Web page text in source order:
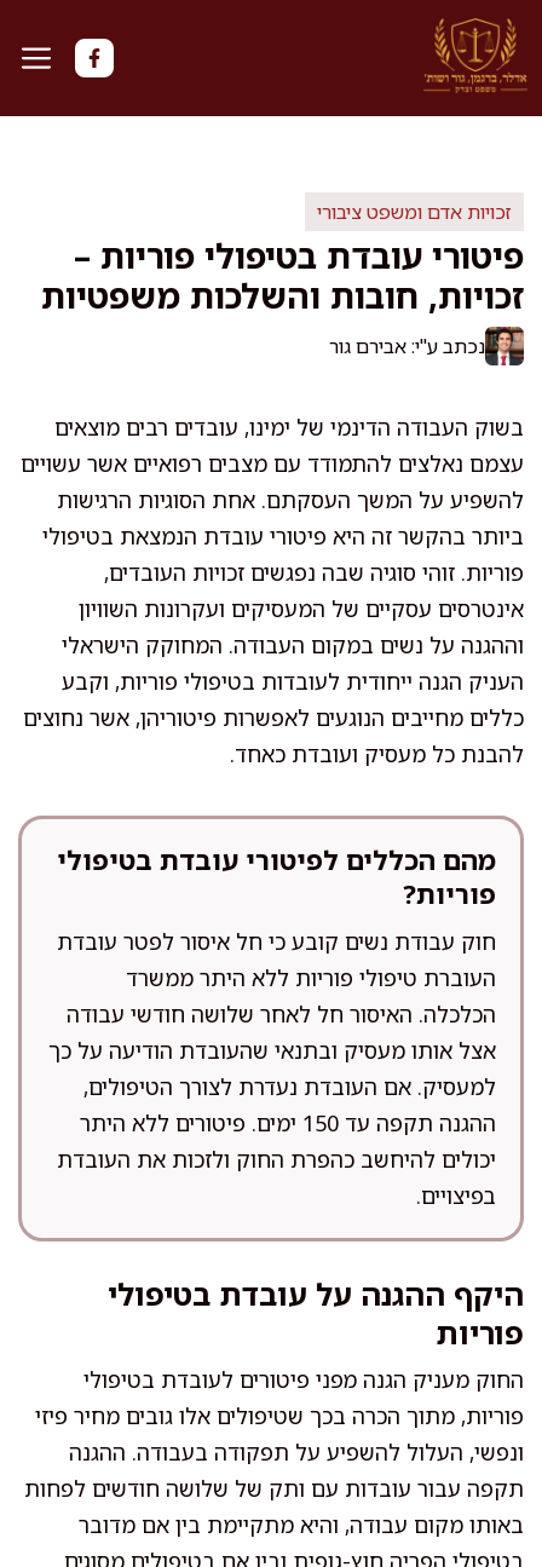
לדלג
לתוכן
זכויות אדם ומשפט ציבורי
פיטורי עובדת בטיפולי פוריות –
זכויות, חובות והשלכות משפטיות
נכתב ע"י: אבירם גור
בשוק העבודה הדינמי של ימינו, עובדים רבים מוצאים
עצמם נאלצים להתמודד עם מצבים רפואיים אשר עשויים
להשפיע על המשך העסקתם. אחת הסוגיות הרגישות
ביותר בהקשר זה היא פיטורי עובדת הנמצאת בטיפולי
פוריות. זוהי סוגיה שבה נפגשים זכויות העובדים,
אינטרסים עסקיים של המעסיקים ועקרונות השוויון
וההגנה על נשים במקום העבודה. המחוקק הישראלי
העניק הגנה ייחודית לעובדות בטיפולי פוריות, וקבע
כללים מחייבים הנוגעים לאפשרות פיטוריהן, אשר נחוצים
להבנת כל מעסיק ועובדת כאחד.
מהם הכללים לפיטורי עובדת בטיפולי
פוריות?
חוק עבודת נשים קובע כי חל איסור לפטר עובדת
העוברת טיפולי פוריות ללא היתר ממשרד
הכלכלה. האיסור חל לאחר שלושה חודשי עבודה
אצל אותו מעסיק ובתנאי שהעובדת הודיעה על כך
למעסיק. אם העובדת נעדרת לצורך הטיפולים,
ההגנה תקפה עד 150 ימים. פיטורים ללא היתר
יכולים להיחשב כהפרת החוק ולזכות את העובדת
בפיצויים.
היקף ההגנה על עובדת בטיפולי
פוריות
החוק מעניק הגנה מפני פיטורים לעובדת בטיפולי
פוריות, מתוך הכרה בכך שטיפולים אלו גובים מחיר פיזי
ונפשי, העלול להשפיע על תפקודה בעבודה. ההגנה
תקפה עבור עובדות עם ותק של שלושה חודשים לפחות
באותו מקום עבודה, והיא מתקיימת בין אם מדובר
בטיפולי הפריה חוץ-גופית ובין אם בטיפולים מסוגים